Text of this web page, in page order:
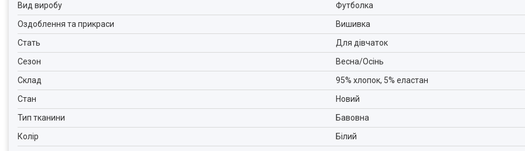
Вид виробу
Футболка
Оздоблення та прикраси
Вишивка
Стать
Для дівчаток
Сезон
Весна/Осінь
Склад
95% хлопок, 5% еластан
Стан
Новий
Тип тканини
Бавовна
Колір
Білий